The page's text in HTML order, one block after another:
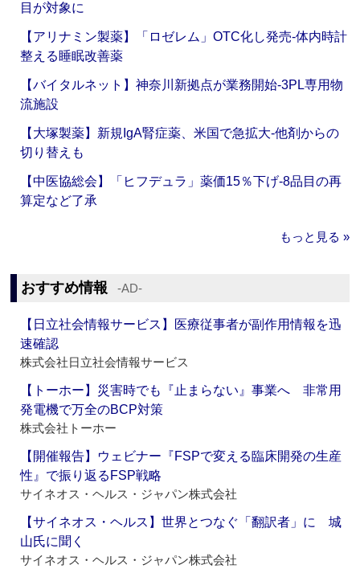
目が対象に
【アリナミン製薬】「ロゼレム」OTC化し発売‐体内時計
整える睡眠改善薬
【バイタルネット】神奈川新拠点が業務開始‐3PL専用物
流施設
【大塚製薬】新規IgA腎症薬、米国で急拡大‐他剤からの
切り替えも
【中医協総会】「ヒフデュラ」薬価15％下げ‐8品目の再
算定など了承
もっと見る »
おすすめ情報 ‐AD‐
【日立社会情報サービス】医療従事者が副作用情報を迅
速確認
株式会社日立社会情報サービス
【トーホー】災害時でも『止まらない』事業へ 非常用
発電機で万全のBCP対策
株式会社トーホー
【開催報告】ウェビナー『FSPで変える臨床開発の生産
性』で振り返るFSP戦略
サイネオス・ヘルス・ジャパン株式会社
【サイネオス・ヘルス】世界とつなぐ「翻訳者」に 城
山氏に聞く
サイネオス・ヘルス・ジャパン株式会社